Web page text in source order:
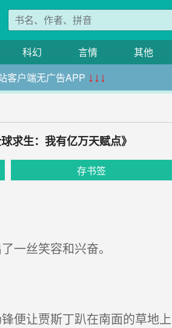
科幻 言情 其他
客户端无广告APP ↓↓↓
求生：我有亿万天赋点》
存书签
一丝笑容和兴奋。
让贾斯丁趴在南面的草地